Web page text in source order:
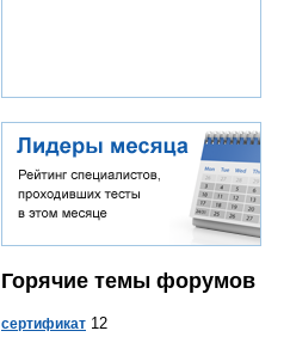
Горячие темы форумов
сертификат 12